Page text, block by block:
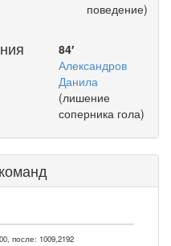
поведение)
84′
Александров
Данила
(лишение
соперника гола)
после: 1009,2192